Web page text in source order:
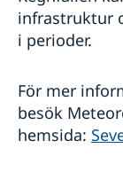
infrastruktur
i perioder.
För mer
besök
hemsida: